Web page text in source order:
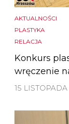
AKTUALNOŚCI
PLASTYKA
RELACJA
Konkurs
wręczenie
15 LISTOPADA